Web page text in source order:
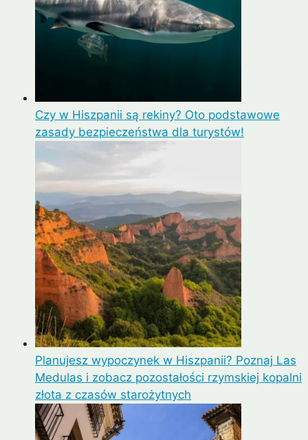
Czy w Hiszpanii są rekiny? Oto podstawowe
zasady bezpieczeństwa dla turystów!
Planujesz wypoczynek w Hiszpanii? Poznaj Las
Medulas i zobacz pozostałości rzymskiej kopalni
złota z czasów starożytnych